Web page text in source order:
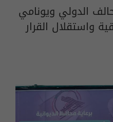
الدولي ويونامي
واستقلال القرار